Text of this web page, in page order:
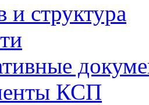
и структура
КСП